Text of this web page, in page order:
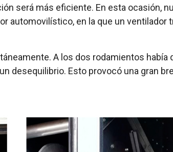
será más eficiente. En esta ocasión,
automovilístico, en la que un ventilador
A los dos rodamientos
Esto provocó una gran